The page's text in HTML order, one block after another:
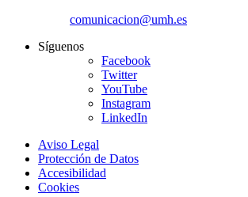
comunicacion@umh.es
Síguenos
Facebook
Twitter
YouTube
Instagram
LinkedIn
Aviso Legal
Protección de Datos
Accesibilidad
Cookies